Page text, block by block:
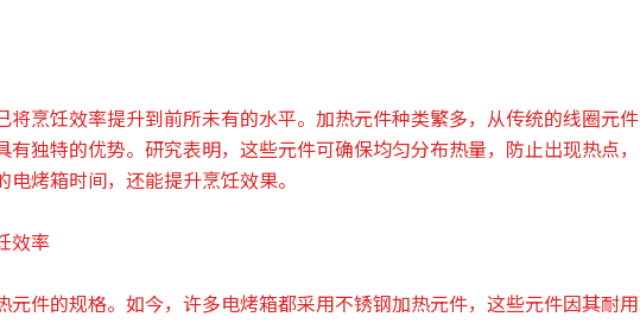
将烹饪效率提升到前所未有的水平。加热元件种类繁多，从传统的线圈元件
独特的优势。研究表明，这些元件可确保均匀分布热量，防止出现热点，
烤箱时间，还能提升烹饪效果。
效率
件的规格。如今，许多电烤箱都采用不锈钢加热元件，这些元件因其耐用